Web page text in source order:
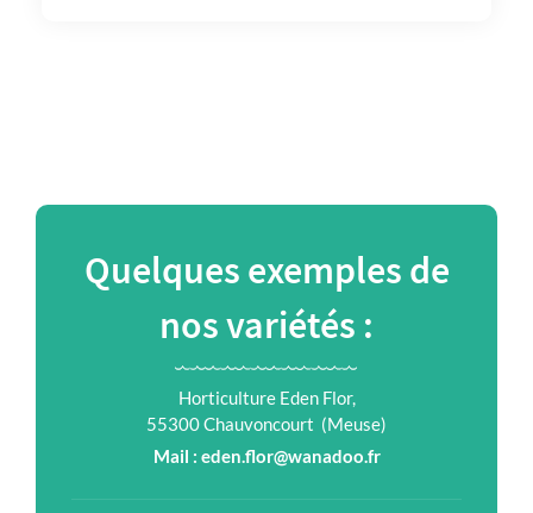
Quelques exemples de
nos variétés :
Horticulture Eden Flor,
55300 Chauvoncourt (Meuse)
Mail : eden.flor@wanadoo.fr